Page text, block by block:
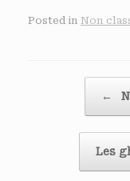
Posted in Non
←
Les